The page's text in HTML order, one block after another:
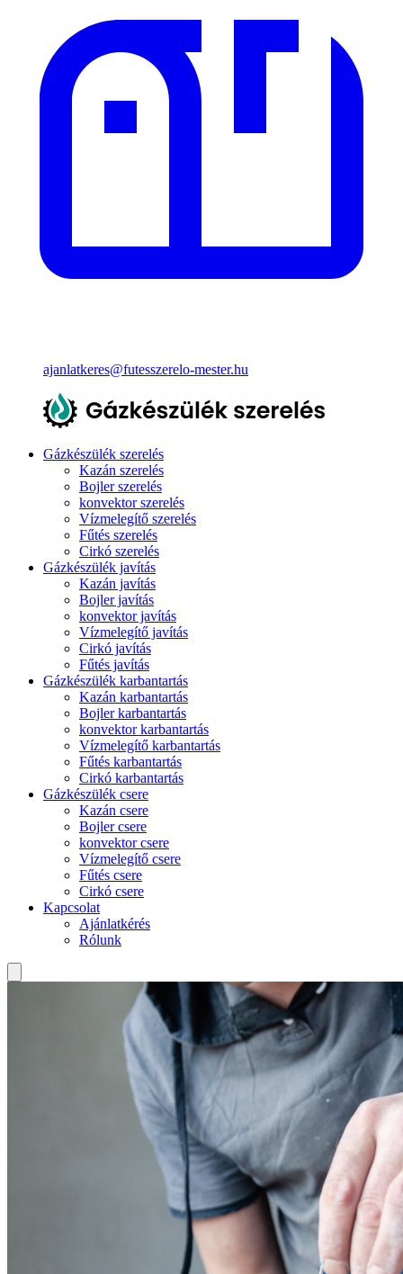
ajanlatkeres@futesszerelo-mester.hu
Gázkészülék szerelés
Kazán szerelés
Bojler szerelés
konvektor szerelés
Vízmelegítő szerelés
Fűtés szerelés
Cirkó szerelés
Gázkészülék javítás
Kazán javítás
Bojler javítás
konvektor javítás
Vízmelegítő javítás
Cirkó javítás
Fűtés javítás
Gázkészülék karbantartás
Kazán karbantartás
Bojler karbantartás
konvektor karbantartás
Vízmelegítő karbantartás
Fűtés karbantartás
Cirkó karbantartás
Gázkészülék csere
Kazán csere
Bojler csere
konvektor csere
Vízmelegítő csere
Fűtés csere
Cirkó csere
Kapcsolat
Ajánlatkérés
Rólunk